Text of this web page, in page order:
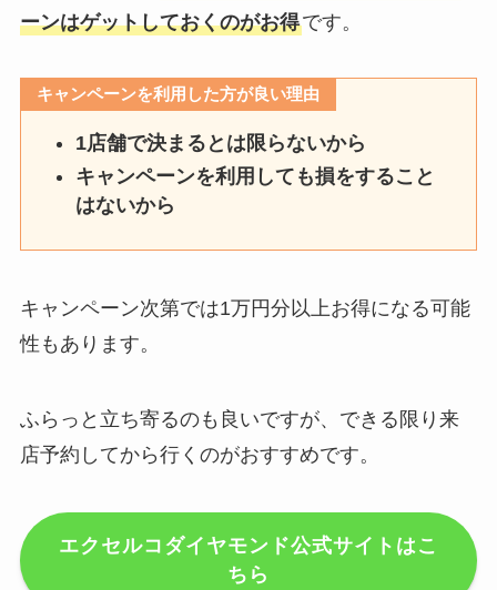
ーンはゲットしておくのがお得です。
キャンペーンを利用した方が良い理由
1店舗で決まるとは限らないから
キャンペーンを利用しても損をすること
はないから
キャンペーン次第では1万円分以上お得になる可能
性もあります。
ふらっと立ち寄るのも良いですが、できる限り来
店予約してから行くのがおすすめです。
エクセルコダイヤモンド公式サイトはこ
ちら